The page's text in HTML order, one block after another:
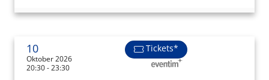
10
Oktober 2026
20:30 - 23:30
Tickets*